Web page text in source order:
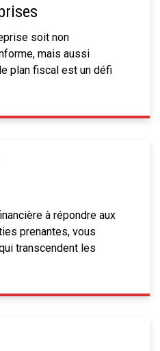
soit non
mais aussi
plan fiscal est un défi
à répondre aux
prenantes, vous
transcendent les